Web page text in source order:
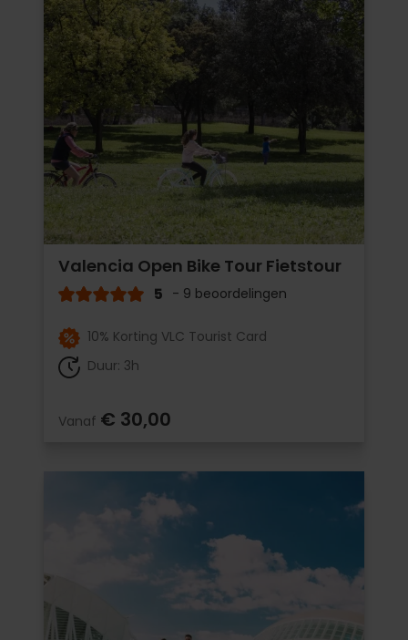
Valencia Open Bike Tour Fietstour
5 - 9 beoordelingen
10% Korting VLC Tourist Card
Duur: 3h
Vanaf € 30,00